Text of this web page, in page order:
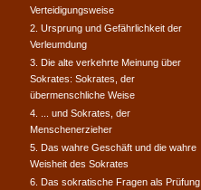
Verteidigungsweise
2. Ursprung und Gefährlichkeit der
Verleumdung
3. Die alte verkehrte Meinung über
Sokrates: Sokrates, der
übermenschliche Weise
4. ... und Sokrates, der
Menschenerzieher
5. Das wahre Geschäft und die wahre
Weisheit des Sokrates
6. Das sokratische Fragen als Prüfung